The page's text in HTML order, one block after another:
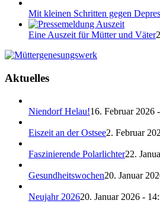
Mit kleinen Schritten gegen
Eine Auszeit für Mütter und Väter
Aktuelles
Niendorf Helau!16. Februar 2026
Eiszeit an der Ostsee2. Februar
Faszinierende Polarlichter22.
Gesundheitswochen20. Januar
Neujahr 202620. Januar 2026 -